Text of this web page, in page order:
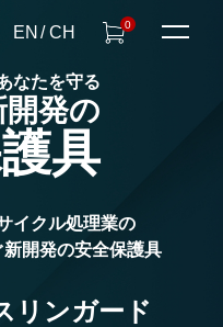
EN CH 0
の
技術で、
マンスに
こす
リーズ
なたを守る
発の
具
イクル処理業の
開発の安全保護具
リンガード
覚の
ド
しています
イに襲われても
守ります